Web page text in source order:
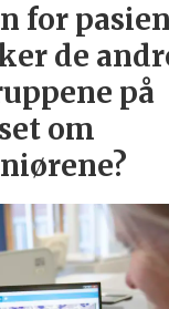
for
de
på
om